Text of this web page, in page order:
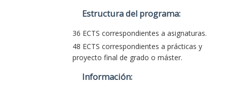
Estructura del programa:
36 ECTS correspondientes a asignaturas.
48 ECTS correspondientes a prácticas y
proyecto final de grado o máster.
Información: